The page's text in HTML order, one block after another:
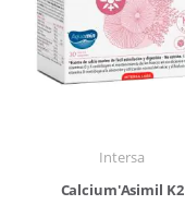
Intersa
Calcium'Asimil K2